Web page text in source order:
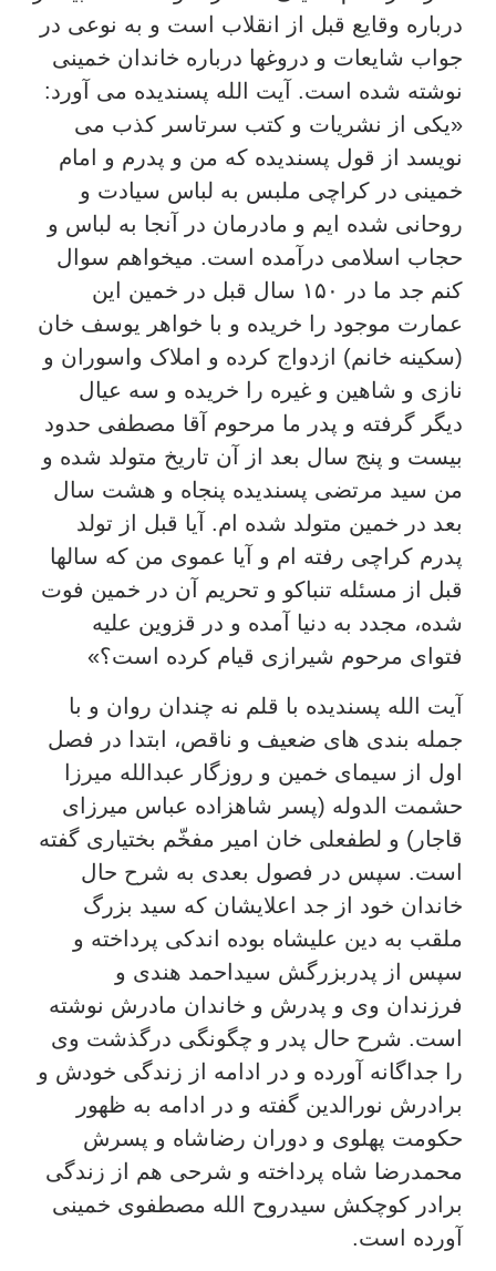
درباره وقایع قبل از انقلاب است و به نوعی در
جواب شایعات و دروغها درباره خاندان خمینی
نوشته شده است. آیت الله پسندیده می آورد:
«یکی از نشریات و کتب سرتاسر کذب می
نویسد از قول پسندیده که من و پدرم و امام
خمینی در کراچی ملبس به لباس سیادت و
روحانی شده ایم و مادرمان در آنجا به لباس و
حجاب اسلامی درآمده است. میخواهم سوال
کنم جد ما در ۱۵۰ سال قبل در خمین این
عمارت موجود را خریده و با خواهر یوسف خان
(سکینه خانم) ازدواج کرده و املاک واسوران و
نازی و شاهین و غیره را خریده و سه عیال
دیگر گرفته و پدر ما مرحوم آقا مصطفی حدود
بیست و پنج سال بعد از آن تاریخ متولد شده و
من سید مرتضی پسندیده پنجاه و هشت سال
بعد در خمین متولد شده ام. آیا قبل از تولد
پدرم کراچی رفته ام و آیا عموی من که سالها
قبل از مسئله تنباکو و تحریم آن در خمین فوت
شده، مجدد به دنیا آمده و در قزوین علیه
فتوای مرحوم شیرازی قیام کرده است؟»
آیت الله پسندیده با قلم نه چندان روان و با
جمله بندی های ضعیف و ناقص، ابتدا در فصل
اول از سیمای خمین و روزگار عبدالله میرزا
حشمت الدوله (پسر شاهزاده عباس میرزای
قاجار) و لطفعلی خان امیر مفخّم بختیاری گفته
است. سپس در فصول بعدی به شرح حال
خاندان خود از جد اعلایشان که سید بزرگ
ملقب به دین علیشاه بوده اندکی پرداخته و
سپس از پدربزرگش سیداحمد هندی و
فرزندان وی و پدرش و خاندان مادرش نوشته
است. شرح حال پدر و چگونگی درگذشت وی
را جداگانه آورده و در ادامه از زندگی خودش و
برادرش نورالدین گفته و در ادامه به ظهور
حکومت پهلوی و دوران رضاشاه و پسرش
محمدرضا شاه پرداخته و شرحی هم از زندگی
برادر کوچکش سیدروح الله مصطفوی خمینی
آورده است.